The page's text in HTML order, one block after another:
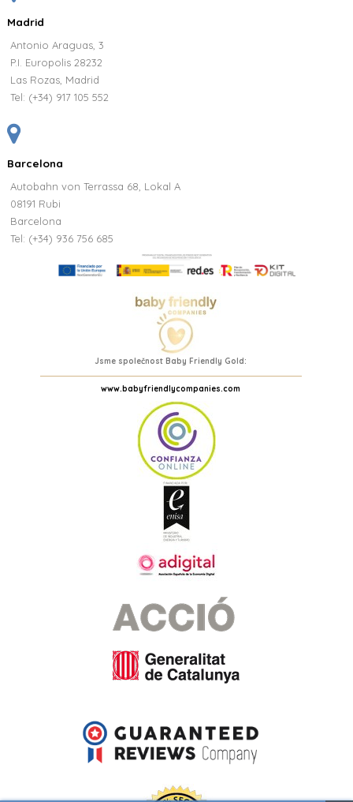
Madrid
Antonio Araguas, 3
P.I. Europolis 28232
Las Rozas, Madrid
Tel: (+34) 917 105 552
Barcelona
Autobahn von Terrassa 68, Lokal A
08191 Rubi
Barcelona
Tel: (+34) 936 756 685
Jsme společnost Baby Friendly Gold:
www.babyfriendlycompanies.com